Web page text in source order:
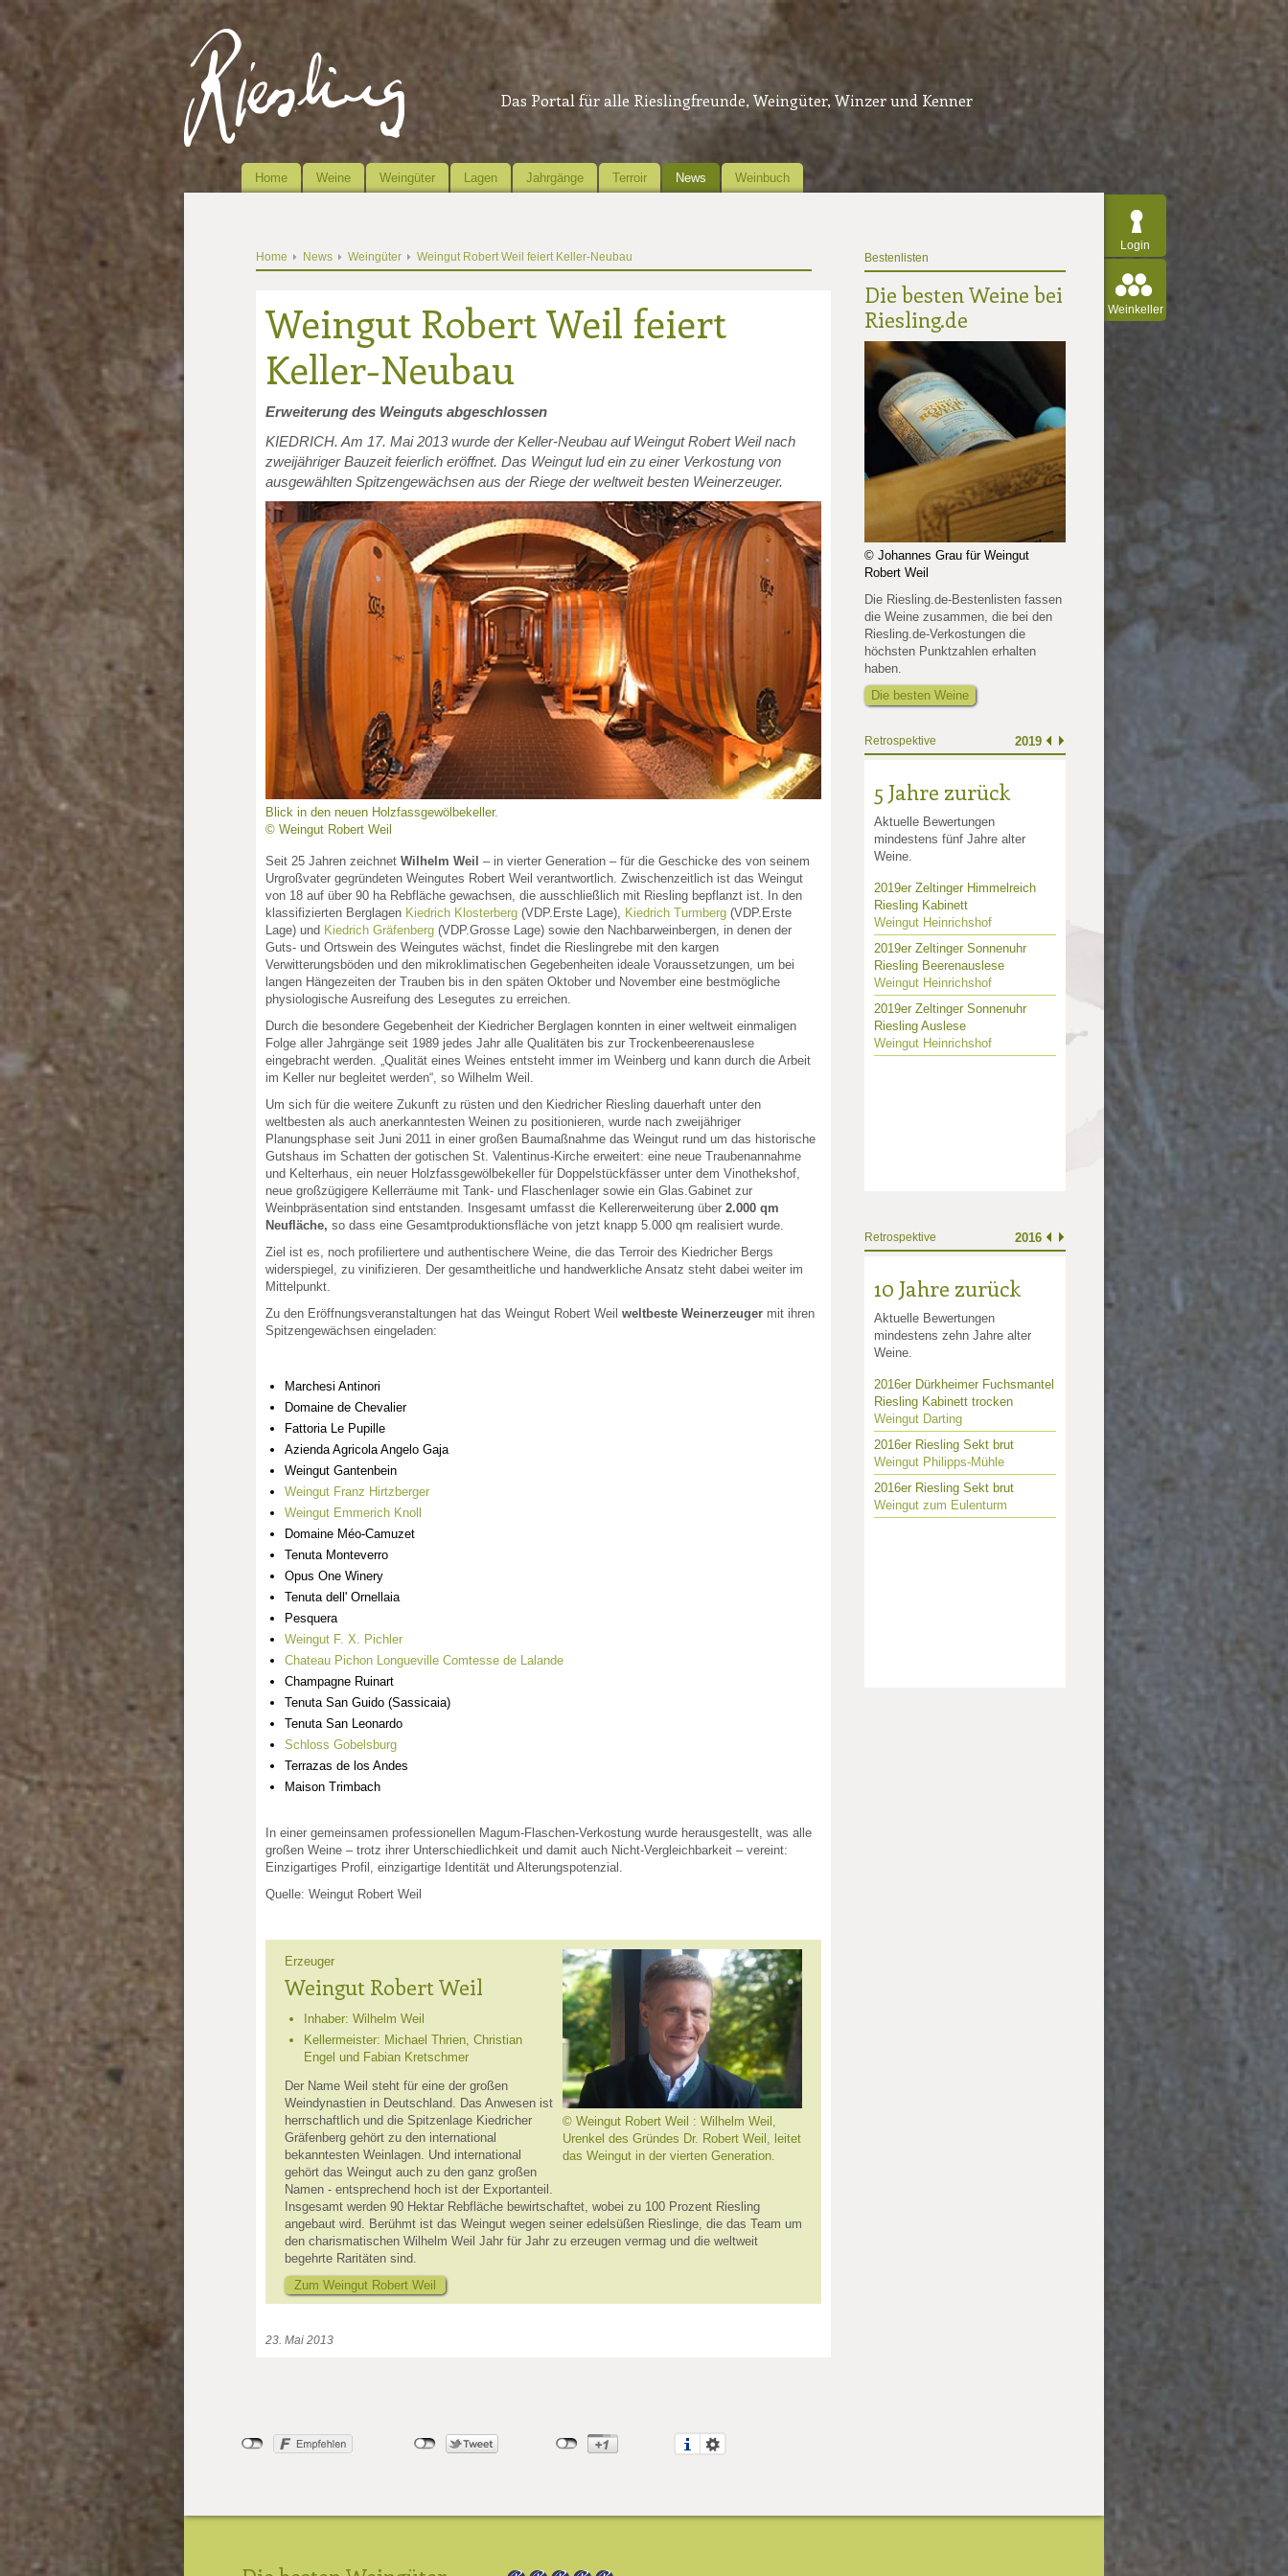
Das Portal für alle Rieslingfreunde, Weingüter, Winzer und Kenner
Home Weine Weingüter Lagen Jahrgänge Terroir News Weinbuch
Login
Weinkeller
Home News Weingüter Weingut Robert Weil feiert Keller-Neubau
Weingut Robert Weil feiert
Keller-Neubau
Erweiterung des Weinguts abgeschlossen
KIEDRICH. Am 17. Mai 2013 wurde der Keller-Neubau auf Weingut Robert Weil nach
zweijähriger Bauzeit feierlich eröffnet. Das Weingut lud ein zu einer Verkostung von
ausgewählten Spitzengewächsen aus der Riege der weltweit besten Weinerzeuger.
Blick in den neuen Holzfassgewölbekeller.
© Weingut Robert Weil
Seit 25 Jahren zeichnet Wilhelm Weil – in vierter Generation – für die Geschicke des von seinem
Urgroßvater gegründeten Weingutes Robert Weil verantwortlich. Zwischenzeitlich ist das Weingut
von 18 auf über 90 ha Rebfläche gewachsen, die ausschließlich mit Riesling bepflanzt ist. In den
klassifizierten Berglagen Kiedrich Klosterberg (VDP.Erste Lage), Kiedrich Turmberg (VDP.Erste
Lage) und Kiedrich Gräfenberg (VDP.Grosse Lage) sowie den Nachbarweinbergen, in denen der
Guts- und Ortswein des Weingutes wächst, findet die Rieslingrebe mit den kargen
Verwitterungsböden und den mikroklimatischen Gegebenheiten ideale Voraussetzungen, um bei
langen Hängezeiten der Trauben bis in den späten Oktober und November eine bestmögliche
physiologische Ausreifung des Lesegutes zu erreichen.
Durch die besondere Gegebenheit der Kiedricher Berglagen konnten in einer weltweit einmaligen
Folge aller Jahrgänge seit 1989 jedes Jahr alle Qualitäten bis zur Trockenbeerenauslese
eingebracht werden. „Qualität eines Weines entsteht immer im Weinberg und kann durch die Arbeit
im Keller nur begleitet werden“, so Wilhelm Weil.
Um sich für die weitere Zukunft zu rüsten und den Kiedricher Riesling dauerhaft unter den
weltbesten als auch anerkanntesten Weinen zu positionieren, wurde nach zweijähriger
Planungsphase seit Juni 2011 in einer großen Baumaßnahme das Weingut rund um das historische
Gutshaus im Schatten der gotischen St. Valentinus-Kirche erweitert: eine neue Traubenannahme
und Kelterhaus, ein neuer Holzfassgewölbekeller für Doppelstückfässer unter dem Vinothekshof,
neue großzügigere Kellerräume mit Tank- und Flaschenlager sowie ein Glas.Gabinet zur
Weinbpräsentation sind entstanden. Insgesamt umfasst die Kellererweiterung über 2.000 qm
Neufläche, so dass eine Gesamtproduktionsfläche von jetzt knapp 5.000 qm realisiert wurde.
Ziel ist es, noch profiliertere und authentischere Weine, die das Terroir des Kiedricher Bergs
widerspiegel, zu vinifizieren. Der gesamtheitliche und handwerkliche Ansatz steht dabei weiter im
Mittelpunkt.
Zu den Eröffnungsveranstaltungen hat das Weingut Robert Weil weltbeste Weinerzeuger mit ihren
Spitzengewächsen eingeladen:
Marchesi Antinori
Domaine de Chevalier
Fattoria Le Pupille
Azienda Agricola Angelo Gaja
Weingut Gantenbein
Weingut Franz Hirtzberger
Weingut Emmerich Knoll
Domaine Méo-Camuzet
Tenuta Monteverro
Opus One Winery
Tenuta dell' Ornellaia
Pesquera
Weingut F. X. Pichler
Chateau Pichon Longueville Comtesse de Lalande
Champagne Ruinart
Tenuta San Guido (Sassicaia)
Tenuta San Leonardo
Schloss Gobelsburg
Terrazas de los Andes
Maison Trimbach
In einer gemeinsamen professionellen Magum-Flaschen-Verkostung wurde herausgestellt, was alle
großen Weine – trotz ihrer Unterschiedlichkeit und damit auch Nicht-Vergleichbarkeit – vereint:
Einzigartiges Profil, einzigartige Identität und Alterungspotenzial.
Quelle: Weingut Robert Weil
© Weingut Robert Weil : Wilhelm Weil,
Urenkel des Gründes Dr. Robert Weil, leitet
das Weingut in der vierten Generation.
Erzeuger
Weingut Robert Weil
Inhaber: Wilhelm Weil
Kellermeister: Michael Thrien, Christian
Engel und Fabian Kretschmer
Der Name Weil steht für eine der großen
Weindynastien in Deutschland. Das Anwesen ist
herrschaftlich und die Spitzenlage Kiedricher
Gräfenberg gehört zu den international
bekanntesten Weinlagen. Und international
gehört das Weingut auch zu den ganz großen
Namen - entsprechend hoch ist der Exportanteil.
Insgesamt werden 90 Hektar Rebfläche bewirtschaftet, wobei zu 100 Prozent Riesling
angebaut wird. Berühmt ist das Weingut wegen seiner edelsüßen Rieslinge, die das Team um
den charismatischen Wilhelm Weil Jahr für Jahr zu erzeugen vermag und die weltweit
begehrte Raritäten sind.
Zum Weingut Robert Weil
23. Mai 2013
Bestenlisten
Die besten Weine bei
Riesling.de
© Johannes Grau für Weingut
Robert Weil
Die Riesling.de-Bestenlisten fassen
die Weine zusammen, die bei den
Riesling.de-Verkostungen die
höchsten Punktzahlen erhalten
haben.
Die besten Weine
Retrospektive
5 Jahre zurück
Aktuelle Bewertungen
mindestens fünf Jahre alter
Weine.
2019
2019er Zeltinger Himmelreich
Riesling Kabinett
Weingut Heinrichshof
2019er Zeltinger Sonnenuhr
Riesling Beerenauslese
Weingut Heinrichshof
2019er Zeltinger Sonnenuhr
Riesling Auslese
Weingut Heinrichshof
Retrospektive
10 Jahre zurück
Aktuelle Bewertungen
mindestens zehn Jahre alter
Weine.
2016
2016er Dürkheimer Fuchsmantel
Riesling Kabinett trocken
Weingut Darting
2016er Riesling Sekt brut
Weingut Philipps-Mühle
2016er Riesling Sekt brut
Weingut zum Eulenturm